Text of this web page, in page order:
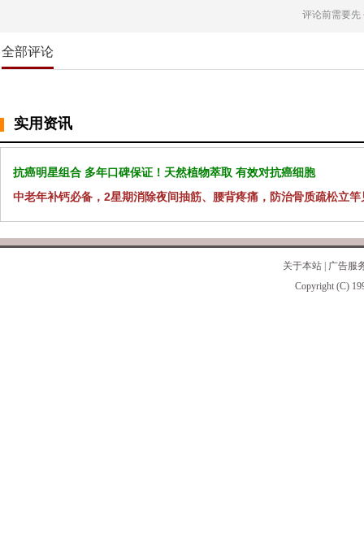
评论前需要先
全部评论
实用资讯
抗癌明星组合 多年口碑保证！天然植物萃取 有效对抗癌细胞
中老年补钙必备，2星期消除夜间抽筋、腰背疼痛，防治骨质疏松立竿
关于本站
广告服
Copyright (C)